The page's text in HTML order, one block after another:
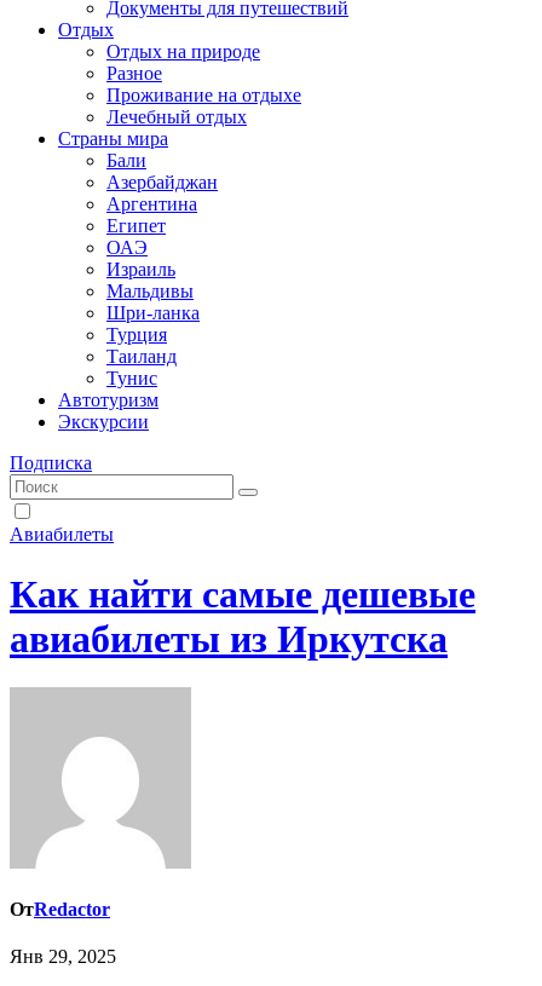
Документы для путешествий
Отдых
Отдых на природе
Разное
Проживание на отдыхе
Лечебный отдых
Страны мира
Бали
Азербайджан
Аргентина
Египет
ОАЭ
Израиль
Мальдивы
Шри-ланка
Турция
Таиланд
Тунис
Автотуризм
Экскурсии
Подписка
Авиабилеты
Как найти самые дешевые
авиабилеты из Иркутска
ОтRedactor
Янв 29, 2025